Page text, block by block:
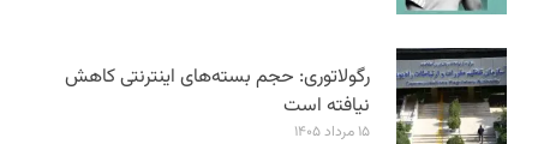
رگولاتوری: حجم بسته‌های اینترنتی کاهش
نیافته است
۱۵ مرداد ۱۴۰۵